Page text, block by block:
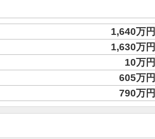
1,640万円
1,630万円
10万円
605万円
790万円